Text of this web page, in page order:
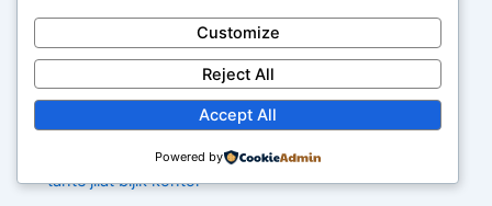
sex porno tante umur 30 pepek merah/a>
situs bokep siswa smp tetek besar
tante jilat bijik kontol
Customize
Reject All
Accept All
Powered by